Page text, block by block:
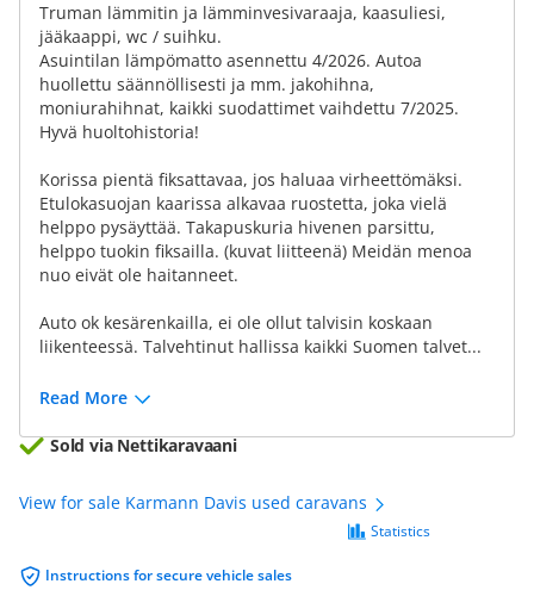
Truman lämmitin ja lämminvesivaraaja, kaasuliesi,
jääkaappi, wc / suihku.
Asuintilan lämpömatto asennettu 4/2026. Autoa
huollettu säännöllisesti ja mm. jakohihna,
moniurahihnat, kaikki suodattimet vaihdettu 7/2025.
Hyvä huoltohistoria!
Korissa pientä fiksattavaa, jos haluaa virheettömäksi.
Etulokasuojan kaarissa alkavaa ruostetta, joka vielä
helppo pysäyttää. Takapuskuria hivenen parsittu,
helppo tuokin fiksailla. (kuvat liitteenä) Meidän menoa
nuo eivät ole haitanneet.
Auto ok kesärenkailla, ei ole ollut talvisin koskaan
liikenteessä. Talvehtinut hallissa kaikki Suomen talvet...
Read More
Sold via Nettikaravaani
View for sale Karmann Davis used caravans
Instructions for secure vehicle sales
Statistics